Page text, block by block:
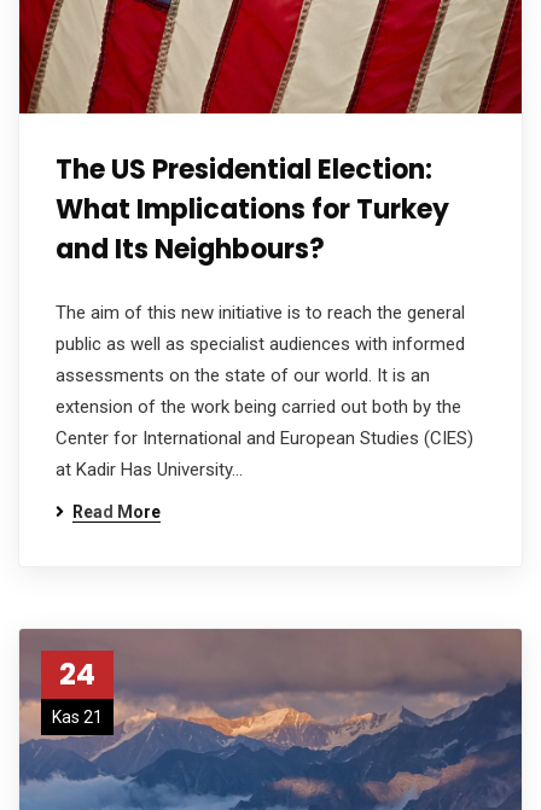
The US Presidential Election:
What Implications for Turkey
and Its Neighbours?
The aim of this new initiative is to reach the general
public as well as specialist audiences with informed
assessments on the state of our world. It is an
extension of the work being carried out both by the
Center for International and European Studies (CIES)
at Kadir Has University…
Read More
24
Kas 21